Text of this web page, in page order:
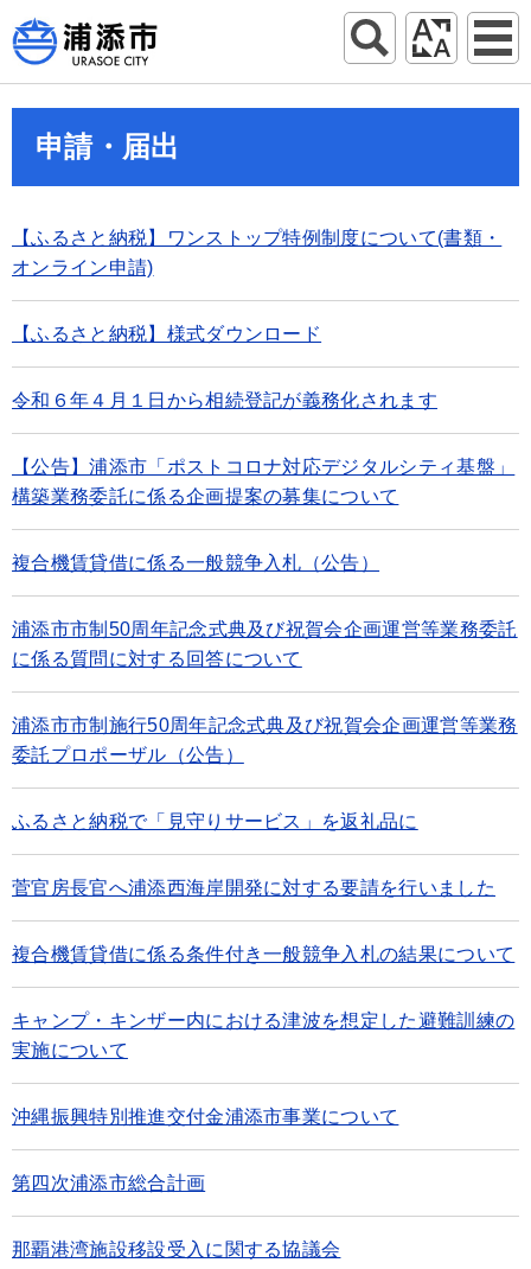
申請・届出
【ふるさと納税】ワンストップ特例制度について(書類・
オンライン申請)
【ふるさと納税】様式ダウンロード
令和６年４月１日から相続登記が義務化されます
【公告】浦添市「ポストコロナ対応デジタルシティ基盤」
構築業務委託に係る企画提案の募集について
複合機賃貸借に係る一般競争入札（公告）
浦添市市制50周年記念式典及び祝賀会企画運営等業務委託
に係る質問に対する回答について
浦添市市制施行50周年記念式典及び祝賀会企画運営等業務
委託プロポーザル（公告）
ふるさと納税で「見守りサービス」を返礼品に
菅官房長官へ浦添西海岸開発に対する要請を行いました
複合機賃貸借に係る条件付き一般競争入札の結果について
キャンプ・キンザー内における津波を想定した避難訓練の
実施について
沖縄振興特別推進交付金浦添市事業について
第四次浦添市総合計画
那覇港湾施設移設受入に関する協議会